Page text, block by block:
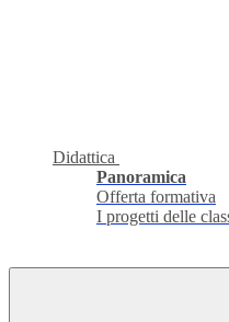
Didattica
Panoramica
Offerta formativa
I progetti delle